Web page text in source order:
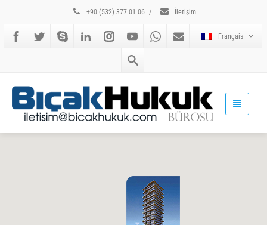
+90 (532) 377 01 06 / İletişim
Français